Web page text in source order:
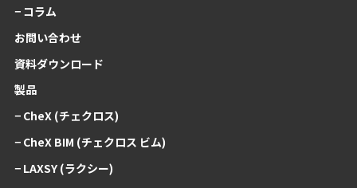
− コラム
お問い合わせ
資料ダウンロード
製品
− CheX (チェクロス)
− CheX BIM (チェクロス ビム)
− LAXSY (ラクシー)